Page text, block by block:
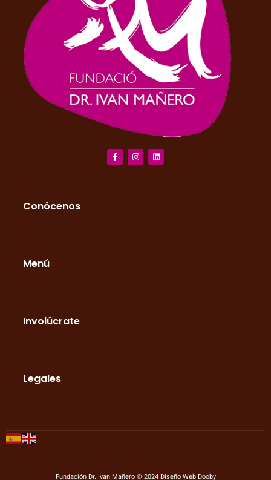
Conócenos
Menú
Involúcrate
Legales
Fundación Dr. Ivan Mañero © 2024 Diseño Web Dooby